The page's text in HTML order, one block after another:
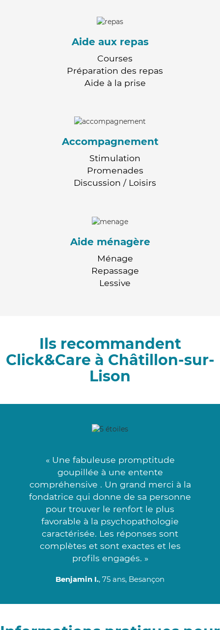
Aide aux repas
Courses
Préparation des repas
Aide à la prise
Accompagnement
Stimulation
Promenades
Discussion / Loisirs
Aide ménagère
Ménage
Repassage
Lessive
Ils recommandent
Click&Care à Châtillon-sur-
Lison
« Une fabuleuse promptitude
goupillée à une entente
compréhensive . Un grand merci à la
fondatrice qui donne de sa personne
pour trouver le renfort le plus
favorable à la psychopathologie
caractérisée. Les réponses sont
complètes et sont exactes et les
profils engagés. »
Benjamin I., 75 ans, Besançon